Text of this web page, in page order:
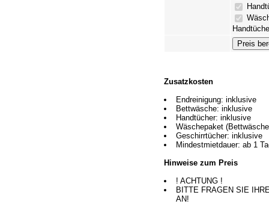
Zusatzkosten
Endreinigung: inklusive
Bettwäsche: inklusive
Handtücher: inklusive
Wäschepaket
Geschirrtücher: inklusive
Mindestmietdauer: ab 1
Hinweise zum Preis
! ACHTUNG !
BITTE FRAGEN SIE
AN!